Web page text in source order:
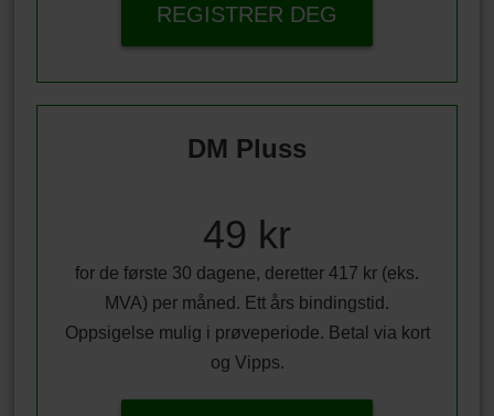
REGISTRER DEG
DM Pluss
49 kr
for de første 30 dagene, deretter 417 kr (eks.
MVA) per måned. Ett års bindingstid.
Oppsigelse mulig i prøveperiode. Betal via kort
og Vipps.